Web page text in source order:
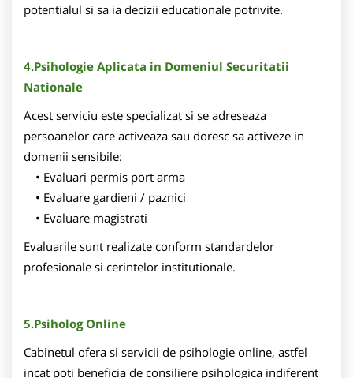
potentialul si sa ia decizii educationale potrivite.
4.Psihologie Aplicata in Domeniul Securitatii
Nationale
Acest serviciu este specializat si se adreseaza
persoanelor care activeaza sau doresc sa activeze in
domenii sensibile:
Evaluari permis port arma
Evaluare gardieni / paznici
Evaluare magistrati
Evaluarile sunt realizate conform standardelor
profesionale si cerintelor institutionale.
5.Psiholog Online
Cabinetul ofera si servicii de psihologie online, astfel
incat poti beneficia de consiliere psihologica indiferent